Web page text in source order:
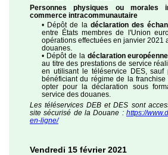
Personnes physiques ou morales
commerce intracommunautaire
• Dépôt de la déclaration des
entre États membres de l'Union
opérations effectuées en janvier 2021
douanes.
• Dépôt de la déclaration
au titre des prestations de service
en utilisant le téléservice DES, sauf
bénéficiant du régime de la
opter pour la déclaration sous
service des douanes.
Les téléservices DEB et DES sont
site sécurisé de la Douane : https://
en-ligne/
Vendredi 15 février 2021